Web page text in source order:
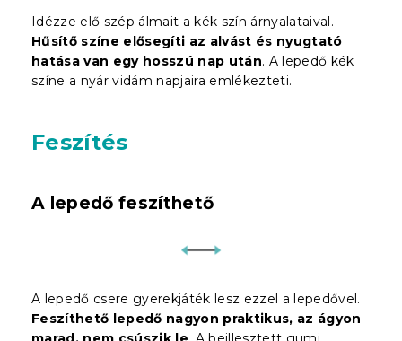
Idézze elő szép álmait a kék szín árnyalataival.
Hűsítő színe elősegíti az alvást és nyugtató
hatása van egy hosszú nap után. A lepedő kék
színe a nyár vidám napjaira emlékezteti.
Feszítés
A lepedő feszíthető
A lepedő csere gyerekjáték lesz ezzel a lepedővel.
Feszíthető lepedő nagyon praktikus, az ágyon